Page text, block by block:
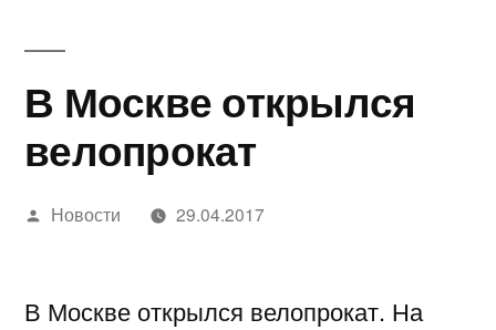
В Москве открылся
велопрокат
Написано
Новости 29.04.2017
В Москве открылся велопрокат. На